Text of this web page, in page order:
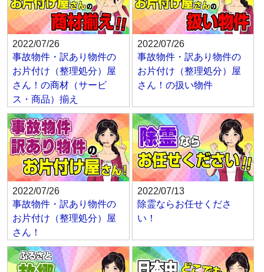
2022/07/26
事故物件・訳あり物件の
お片付け（整理処分）屋
さん！の商材（サービ
ス・商品）揃え
2022/07/26
事故物件・訳あり物件の
お片付け（整理処分）屋
さん！の扱い物件
2022/07/26
事故物件・訳あり物件の
お片付け（整理処分）屋
さん！
2022/07/13
除霊ならお任せくださ
い！